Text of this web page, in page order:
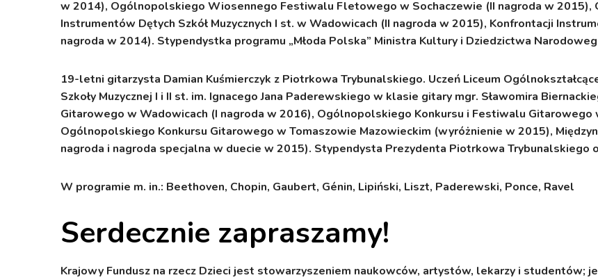
w 2014), Ogólnopolskiego Wiosennego Festiwalu Fletowego w Sochaczewie (II nagroda w 2015),
Instrumentów Dętych Szkół Muzycznych I st. w Wadowicach (II nagroda w 2015), Konfrontacji
nagroda w 2014). Stypendystka programu „Młoda Polska” Ministra Kultury i Dziedzictwa
19-letni gitarzysta Damian Kuśmierczyk z Piotrkowa Trybunalskiego. Uczeń Liceum
Szkoły Muzycznej I i II st. im. Ignacego Jana Paderewskiego w klasie gitary mgr. Sławomira
Gitarowego w Wadowicach (I nagroda w 2016), Ogólnopolskiego Konkursu i Festiwalu Gitarowego
Ogólnopolskiego Konkursu Gitarowego w Tomaszowie Mazowieckim (wyróżnienie w 2015),
nagroda i nagroda specjalna w duecie w 2015). Stypendysta Prezydenta Piotrkowa Trybunalskiego
W programie m. in.: Beethoven, Chopin, Gaubert, Génin, Lipiński, Liszt, Paderewski, Ponce, Ravel
Serdecznie zapraszamy!
Krajowy Fundusz na rzecz Dzieci jest stowarzyszeniem naukowców, artystów, lekarzy i studentów;